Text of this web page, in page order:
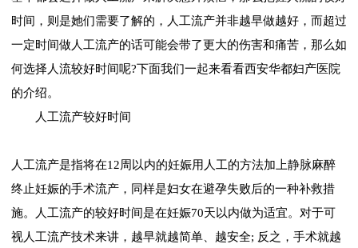
时间，则是她们需要了解的，人工流产并非越早做越好，而超过
一定时间做人工流产的话可能会带了更大的伤害和痛苦，那么如
何选择人流较好时间呢?下面我们一起来看看西安华都妇产医院
的介绍。
人工流产较好时间
人工流产是指将在12周以内的妊娠用人工的方法加上静脉麻醉
终止妊娠的手术流产，同样是妇女在避孕失败后的一种补救措
施。人工流产的较好时间是在妊娠70天以内做为适宜。对于可
视人工流产技术来讲，越早就越简单、越安全; 反之，手术就越